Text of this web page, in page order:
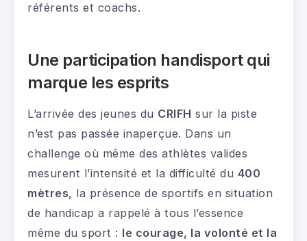
référents et coachs.
Une participation handisport qui
marque les esprits
L’arrivée des jeunes du CRIFH sur la piste
n’est pas passée inaperçue. Dans un
challenge où même des athlètes valides
mesurent l’intensité et la difficulté du 400
mètres, la présence de sportifs en situation
de handicap a rappelé à tous l’essence
même du sport : le courage, la volonté et la